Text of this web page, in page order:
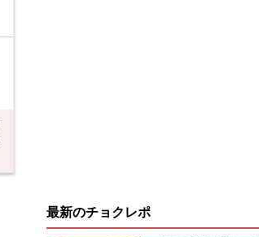
最新のチョクレポ